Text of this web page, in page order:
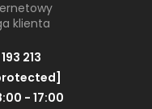
klienta
213
- 17:00